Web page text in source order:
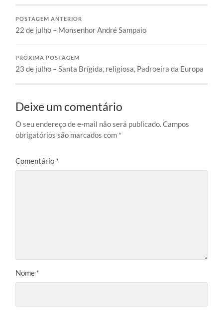
POSTAGEM ANTERIOR
22 de julho – Monsenhor André Sampaio
PRÓXIMA POSTAGEM
23 de julho – Santa Brígida, religiosa, Padroeira da Europa
Deixe um comentário
O seu endereço de e-mail não será publicado.Campos
obrigatórios são marcados com *
Comentário *
Nome *